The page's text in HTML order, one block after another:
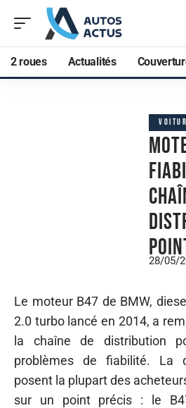
2 roues Actualités
28/05/
Le moteur B47 de BMW,
2.0 turbo lancé en 2014, a
la chaîne de distribution
problèmes de fiabilité. La
posent la plupart des
sur un point précis : le